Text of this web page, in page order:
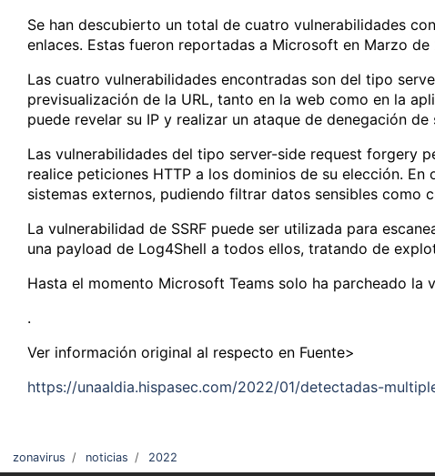
Se han descubierto un total de cuatro vulnerabilidades
enlaces. Estas fueron reportadas a Microsoft en Marzo
Las cuatro vulnerabilidades encontradas son del tipo
previsualización de la URL, tanto en la web como en la
puede revelar su IP y realizar un ataque de denegación de
Las vulnerabilidades del tipo server-side request forgery
realice peticiones HTTP a los dominios de su elección.
sistemas externos, pudiendo filtrar datos sensibles como
La vulnerabilidad de SSRF puede ser utilizada para
una payload de Log4Shell a todos ellos, tratando de
Hasta el momento Microsoft Teams solo ha parcheado
.
Ver información original al respecto en Fuente>
https://unaaldia.hispasec.com/2022/01/detectadas-
zonavirus / noticias / 2022